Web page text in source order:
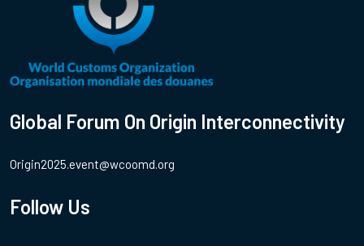
Global Forum On Origin Interconnectivity
Origin2025.event@wcoomd.org
Follow Us